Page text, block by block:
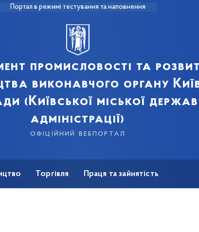
Портал в режимі тестування та наповнення
промисловості та
виконавчого органу
(Київської міської
адміністрації)
офіційний вебпортал
Торгівля Праця та зайнятість